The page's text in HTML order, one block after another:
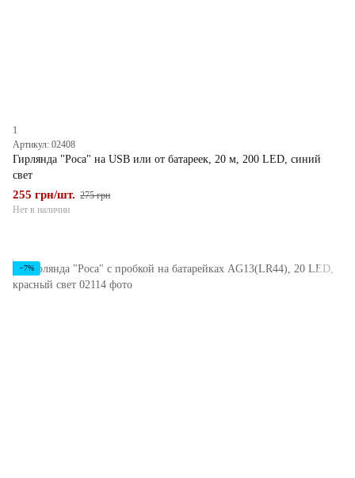
1
Артикул: 02408
Гирлянда "Роса" на USB или от батареек, 20 м, 200 LED, синий
свет
255 грн/шт. 275 грн
Нет в наличии
−7%